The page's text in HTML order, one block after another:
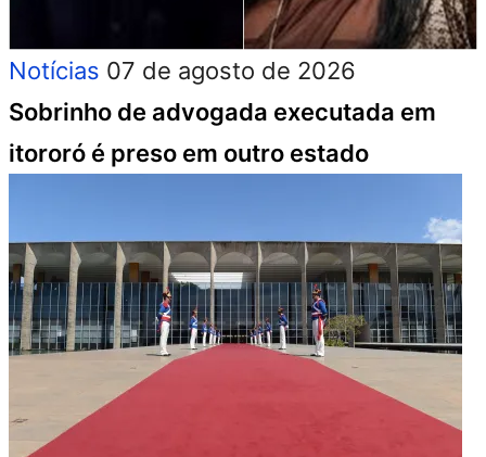
Notícias 07 de agosto de 2026
Sobrinho de advogada executada em
itororó é preso em outro estado